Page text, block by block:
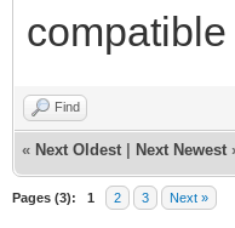
Find
« Next Oldest Next Newest
Pages (3): 1 2 3 Next »